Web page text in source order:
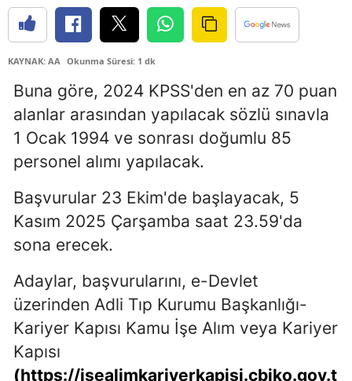
Diyarbakır
Edirne
Erzincan
Eskişehir
Gaziantep
Giresun
Gümüşhane
KAYNAK: AA Okunma Süresi: 1 dk
Buna göre, 2024 KPSS'den en az 70 puan
alanlar arasından yapılacak sözlü sınavla
1 Ocak 1994 ve sonrası doğumlu 85
personel alımı yapılacak.
Başvurular 23 Ekim'de başlayacak, 5
Kasım 2025 Çarşamba saat 23.59'da
sona erecek.
Adaylar, başvurularını, e-Devlet
üzerinden Adli Tıp Kurumu Başkanlığı-
Kariyer Kapısı Kamu İşe Alım veya Kariyer
Kapısı
(https://isealimkariyerkapisi.cbiko.gov.t